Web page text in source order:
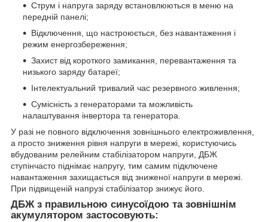
Струм і напруга заряду встановлюються в меню на
передній панелі;
Відключення, що настроюється, без навантаження і
режим енергозбереження;
Захист від короткого замикання, перевантаження та
низького заряду батареї;
Інтелектуальний тривалий час резервного живлення;
Сумісність з генераторами та можливість
налаштування інвертора та генератора.
У разі не повного відключення зовнішнього електроживлення,
а просто зниження рівня напруги в мережі, користуючись
вбудованим релейним стабілізатором напруги, ДБЖ
ступінчасто піднімає напругу, тим самим підключене
навантаження захищається від зниженої напруги в мережі.
При підвищеній напрузі стабілізатор знижує його.
ДБЖ з правильною синусоїдою та зовнішнім
акумулятором застосовують: